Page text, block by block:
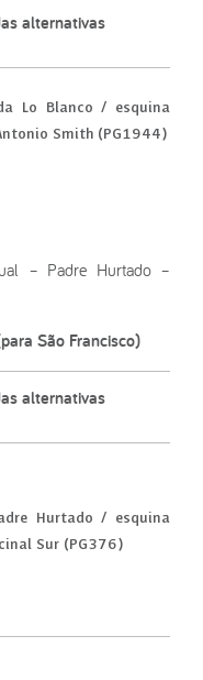
alternativas
Lo Blanco / esquina
Smith (PG1944)
– Padre Hurtado –
São Francisco)
alternativas
Hurtado / esquina
Sur (PG376)